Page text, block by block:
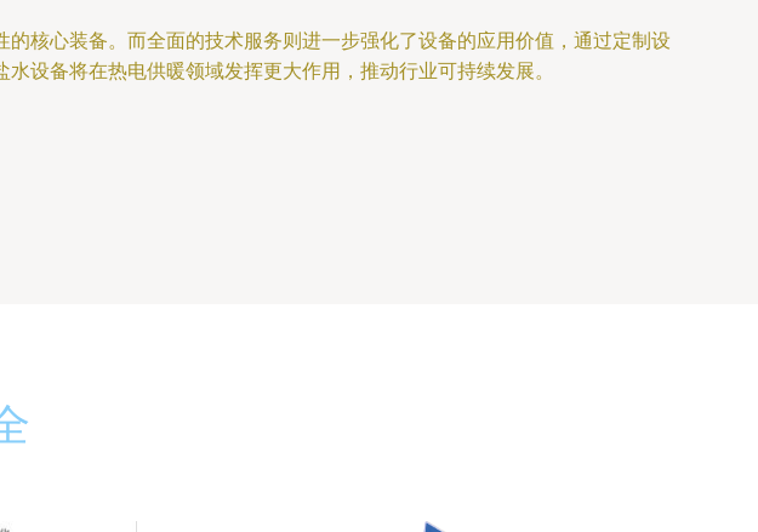
核心装备。而全面的技术服务则进一步强化了设备的应用价值，通过定制设
设备将在热电供暖领域发挥更大作用，推动行业可持续发展。